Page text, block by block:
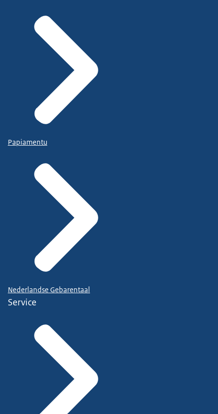
Papiamentu
Nederlandse Gebarentaal
Service